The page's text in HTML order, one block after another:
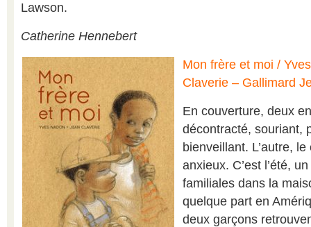
Lawson.
Catherine Hennebert
Mon frère et moi /
Claverie – Gallimard
En couverture, deux
décontracté, souriant,
bienveillant. L’autre,
anxieux. C’est l’été,
familiales dans la
quelque part en
deux garçons